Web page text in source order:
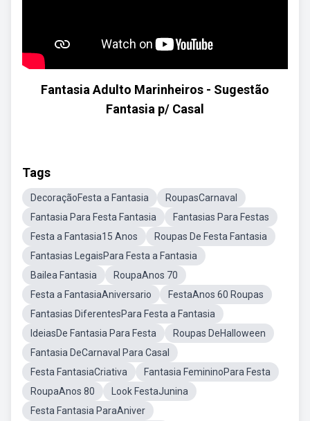
Fantasia Adulto Marinheiros - Sugestão
Fantasia p/ Casal
Tags
DecoraçãoFesta a Fantasia
RoupasCarnaval
Fantasia Para Festa Fantasia
Fantasias Para Festas
Festa a Fantasia15 Anos
Roupas De Festa Fantasia
Fantasias LegaisPara Festa a Fantasia
Bailea Fantasia
RoupaAnos 70
Festa a FantasiaAniversario
FestaAnos 60 Roupas
Fantasias DiferentesPara Festa a Fantasia
IdeiasDe Fantasia Para Festa
Roupas DeHalloween
Fantasia DeCarnaval Para Casal
Festa FantasiaCriativa
Fantasia FemininoPara Festa
RoupaAnos 80
Look FestaJunina
Festa Fantasia ParaAniver